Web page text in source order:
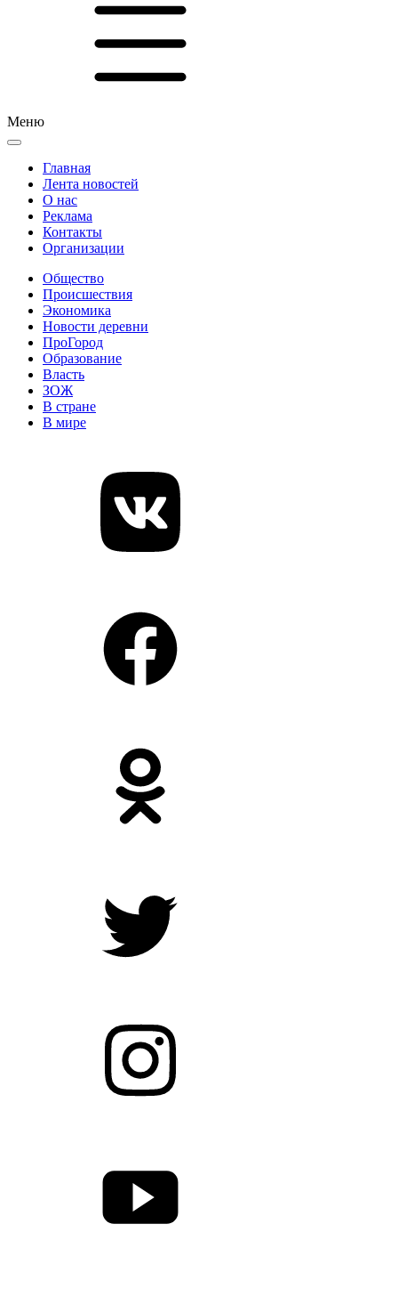
Меню
Главная
Лента новостей
О нас
Реклама
Контакты
Организации
Общество
Происшествия
Экономика
Новости деревни
ПроГород
Образование
Власть
ЗОЖ
В стране
В мире